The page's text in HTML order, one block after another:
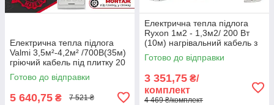
Електрична тепла підлога
Valmi 3,5м²-4,2м² /700В(35м)
гріючий кабель під плитку 20
Вт/м з терморегулятором E51
Готово до відправки
5 640,75 ₴ 7 521 ₴
Електрична тепла підлога
Ryxon 1м2 - 1,3м2/ 200 Вт
(10м) нагрівальний кабель з
програмованим
терморегулятором E51
Готово до відправки
3 351,75 ₴/
комплект
4 469 ₴/комплект